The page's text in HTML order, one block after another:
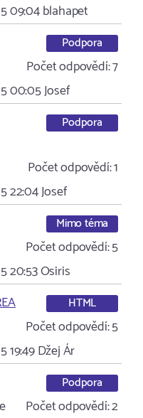
09:04blahapet
Podpora
Počet odpovědí:7
00:05Josef
Podpora
Počet odpovědí:1
22:04Josef
Mimo téma
Počet odpovědí:5
20:53Osiris
HTML
Počet odpovědí:5
19:49Džej Ár
Podpora
Počet odpovědí:2